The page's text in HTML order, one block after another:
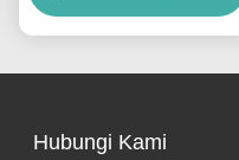
Viskositas Lebih Rendah
Hubungi Kami